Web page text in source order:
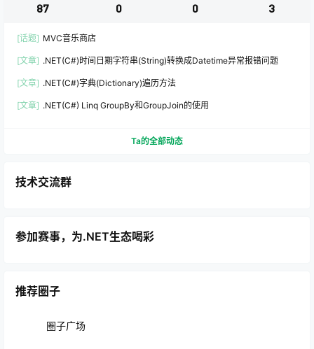
87 0 0 3
[话题] MVC音乐商店
[文章] .NET(C#)时间日期字符串(String)转换成Datetime异常报错问题
[文章] .NET(C#)字典(Dictionary)遍历方法
[文章] .NET(C#) Linq GroupBy和GroupJoin的使用
Ta的全部动态
技术交流群
参加赛事，为.NET生态喝彩
推荐圈子
圈子广场